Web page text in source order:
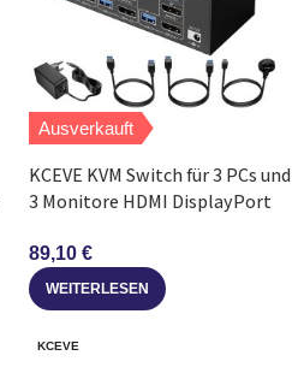
Ausverkauft
KCEVE KVM Switch für 3 PCs und
3 Monitore HDMI DisplayPort
89,10 €
WEITERLESEN
KCEVE